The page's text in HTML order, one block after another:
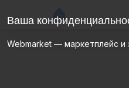
Ваша
Webmarket — маркетплейс и